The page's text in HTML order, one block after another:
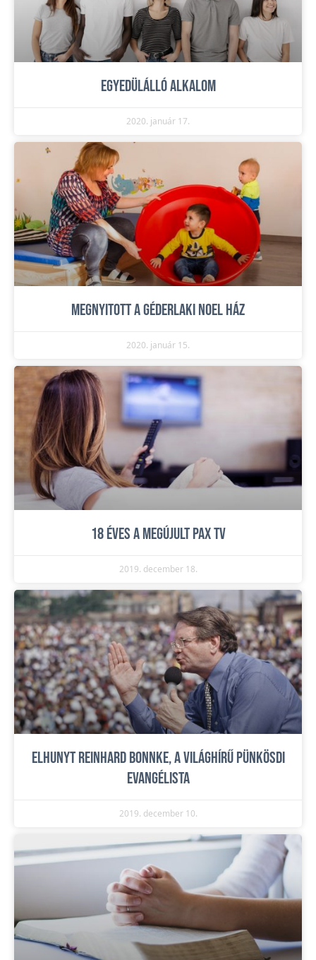
Egyedülálló alkalom
2020. január 17.
Megnyitott a géderlaki Noel Ház
2020. január 15.
18 éves a megújult PAX TV
2019. december 18.
Elhunyt Reinhard Bonnke, a világhírű pünkösdi
evangélista
2019. december 10.